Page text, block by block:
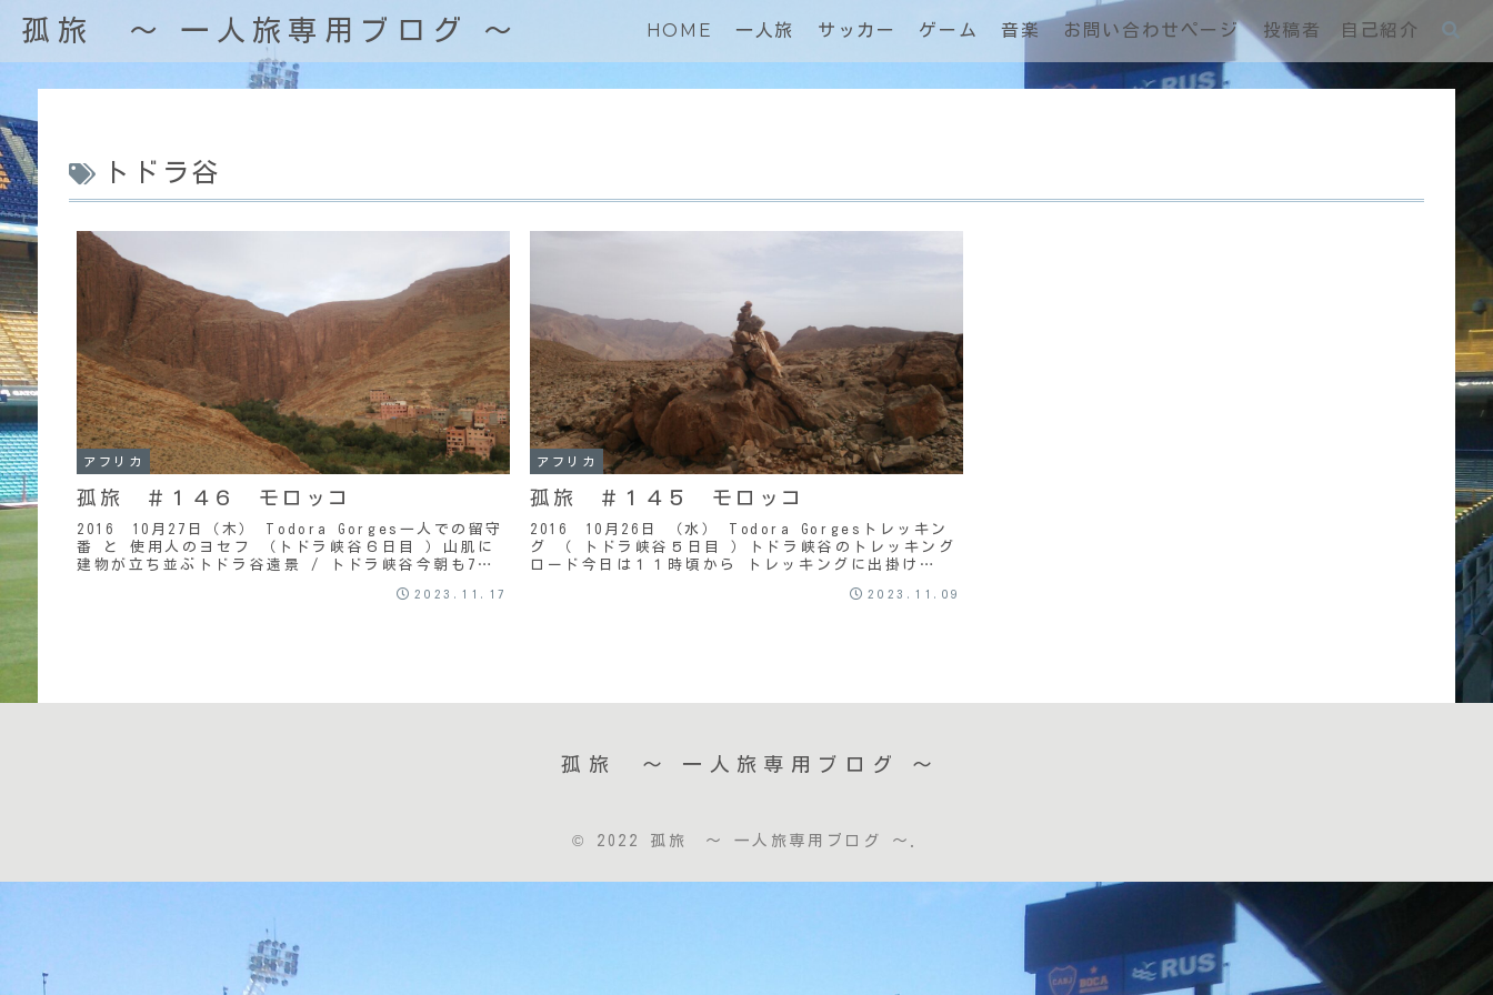
孤旅 〜 一人旅専用ブログ ～ HOME 一人旅 サッカー ゲーム 音楽 お問い合わせページ 投稿者 自己紹介
トドラ谷
アフリカ
孤旅 ＃１４６ モロッコ
2016 10月27日（木） Todora Gorges一人での留守
番 と 使用人のヨセフ （トドラ峡谷６日目 ）山肌に
建物が立ち並ぶトドラ谷遠景 / トドラ峡谷今朝も7時
2023.11.17
アフリカ
孤旅 ＃１４５ モロッコ
2016 10月26日 （水） Todora Gorgesトレッキン
グ （ トドラ峡谷５日目 ）トドラ峡谷のトレッキング
ロード今日は１１時頃から トレッキングに出掛け
2023.11.09
孤旅 〜 一人旅専用ブログ ～
© 2022 孤旅 〜 一人旅専用ブログ ～.